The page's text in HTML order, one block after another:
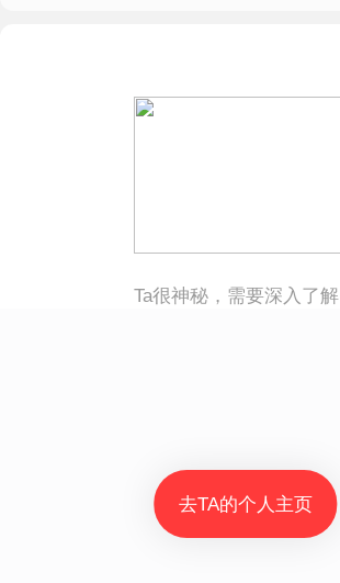
Ta很神秘，需要深入了解
去TA的个人主页